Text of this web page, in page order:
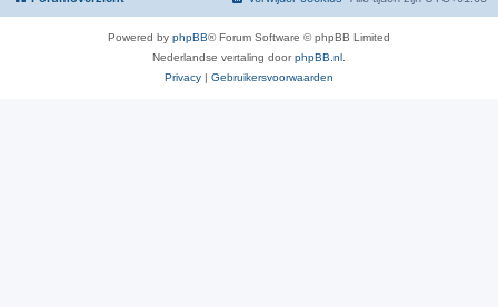
Powered by phpBB® Forum Software © phpBB Limited
Nederlandse vertaling doorphpBB.nl
Privacy | Gebruikersvoorwaarden